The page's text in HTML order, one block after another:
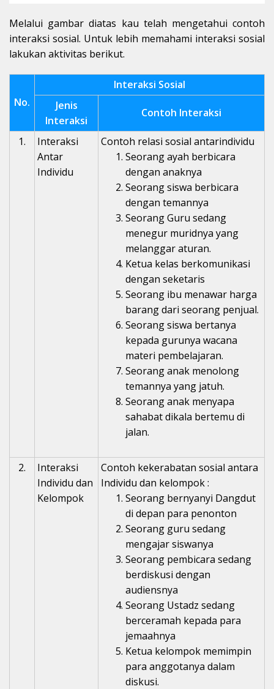
Melalui gambar diatas kau telah mengetahui contoh
interaksi sosial. Untuk lebih memahami interaksi sosial
lakukan aktivitas berikut.
No.
Interaksi Sosial
Jenis
Interaksi
Contoh Interaksi
1.
Interaksi
Antar
Individu
Contoh relasi sosial antarindividu
Seorang ayah berbicara
dengan anaknya
Seorang siswa berbicara
dengan temannya
Seorang Guru sedang
menegur muridnya yang
melanggar aturan.
Ketua kelas berkomunikasi
dengan seketaris
Seorang ibu menawar harga
barang dari seorang penjual.
Seorang siswa bertanya
kepada gurunya wacana
materi pembelajaran.
Seorang anak menolong
temannya yang jatuh.
Seorang anak menyapa
sahabat dikala bertemu di
jalan.
2.
Interaksi
Individu dan
Kelompok
Contoh kekerabatan sosial antara
Individu dan kelompok :
Seorang bernyanyi Dangdut
di depan para penonton
Seorang guru sedang
mengajar siswanya
Seorang pembicara sedang
berdiskusi dengan
audiensnya
Seorang Ustadz sedang
berceramah kepada para
jemaahnya
Ketua kelompok memimpin
para anggotanya dalam
diskusi.